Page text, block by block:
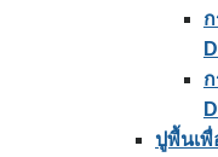
ปูพื้นเ